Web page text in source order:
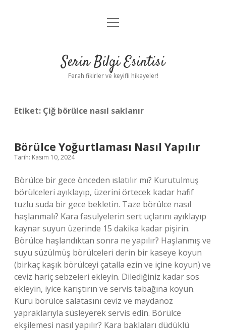
Anasayfa
Yasal Uyarı
menüyü
Serin Bilgi Esintisi
Ferah fikirler ve keyifli hikayeler!
Etiket: Çiğ börülce nasıl saklanır
Börülce Yoğurtlaması Nasıl Yapılır
Tarih: Kasım 10, 2024
Börülce bir gece önceden ıslatılır mı? Kurutulmuş
börülceleri ayıklayıp, üzerini örtecek kadar hafif
tuzlu suda bir gece bekletin. Taze börülce nasıl
haşlanmalı? Kara fasulyelerin sert uçlarını ayıklayıp
kaynar suyun üzerinde 15 dakika kadar pişirin.
Börülce haşlandıktan sonra ne yapılır? Haşlanmış ve
suyu süzülmüş börülceleri derin bir kaseye koyun
(birkaç kaşık börülceyi çatalla ezin ve içine koyun) ve
ceviz hariç sebzeleri ekleyin. Dilediğiniz kadar sos
ekleyin, iyice karıştırın ve servis tabağına koyun.
Kuru börülce salatasını ceviz ve maydanoz
yapraklarıyla süsleyerek servis edin. Börülce
ekşilemesi nasıl yapılır? Kara baklaları düdüklü